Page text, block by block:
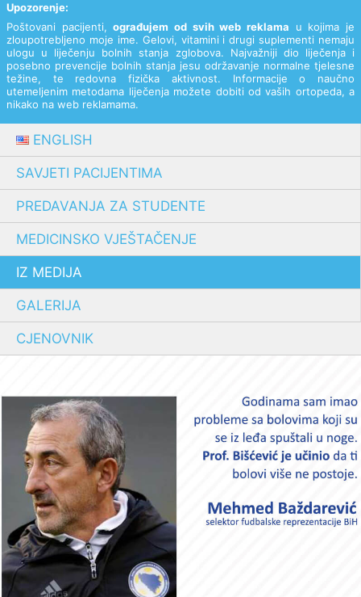
Upozorenje:
Poštovani pacijenti,ograđujem od svih web reklama u kojima je
zloupotrebljeno moje ime. Gelovi, vitamini i drugi suplementi nemaju
ulogu u liječenju bolnih stanja zglobova. Najvažniji dio liječenja i
posebno prevencije bolnih stanja jesu održavanje normalne tjelesne
težine, te redovna fizička aktivnost. Informacije o naučno
utemeljenim metodama liječenja možete dobiti od vaših ortopeda, a
nikako na web reklamama.
ENGLISH
SAVJETI PACIJENTIMA
PREDAVANJA ZA STUDENTE
MEDICINSKO VJEŠTAČENJE
IZ MEDIJA
GALERIJA
CJENOVNIK